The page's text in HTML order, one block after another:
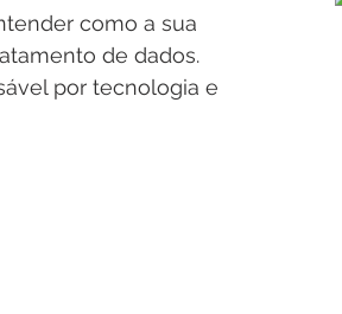
como a sua
de dados.
por tecnologia e